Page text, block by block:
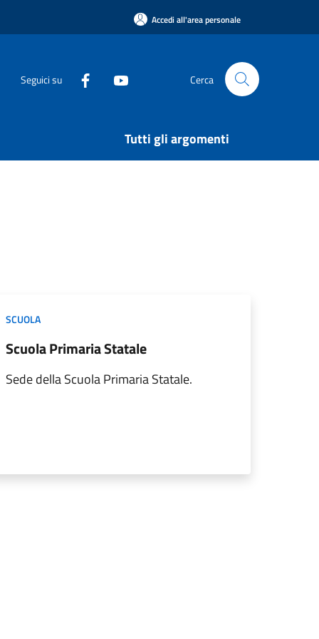
Accedi all'area personale
Seguici su Cerca
Tutti gli argomenti
SCUOLA
Scuola Primaria Statale
Sede della Scuola Primaria Statale.